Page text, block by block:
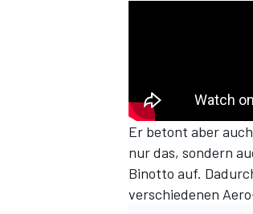
Er betont aber
nur das, sondern
Binotto auf.
verschiedenen